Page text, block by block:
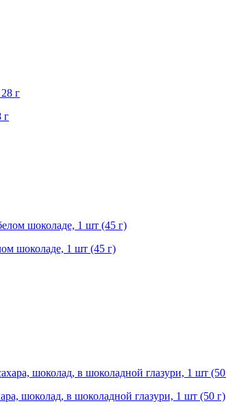
г
шоколаде, 1 шт (45 г)
шоколад, в шоколадной глазури, 1 шт (50 г)